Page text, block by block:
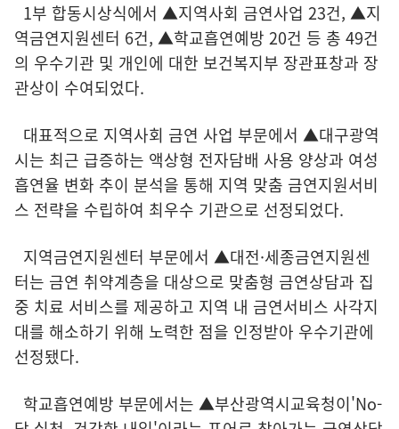
1부 합동시상식에서 ▲지역사회 금연사업 23건, ▲지
역금연지원센터 6건, ▲학교흡연예방 20건 등 총 49건
의 우수기관 및 개인에 대한 보건복지부 장관표창과 장
관상이 수여되었다.
대표적으로 지역사회 금연 사업 부문에서 ▲대구광역
시는 최근 급증하는 액상형 전자담배 사용 양상과 여성
흡연율 변화 추이 분석을 통해 지역 맞춤 금연지원서비
스 전략을 수립하여 최우수 기관으로 선정되었다.
지역금연지원센터 부문에서 ▲대전·세종금연지원센
터는 금연 취약계층을 대상으로 맞춤형 금연상담과 집
중 치료 서비스를 제공하고 지역 내 금연서비스 사각지
대를 해소하기 위해 노력한 점을 인정받아 우수기관에
선정됐다.
학교흡연예방 부문에서는 ▲부산광역시교육청이'No-